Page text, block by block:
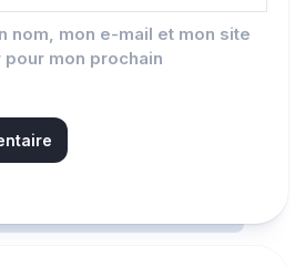
nom, mon e-mail et mon site
mon prochain